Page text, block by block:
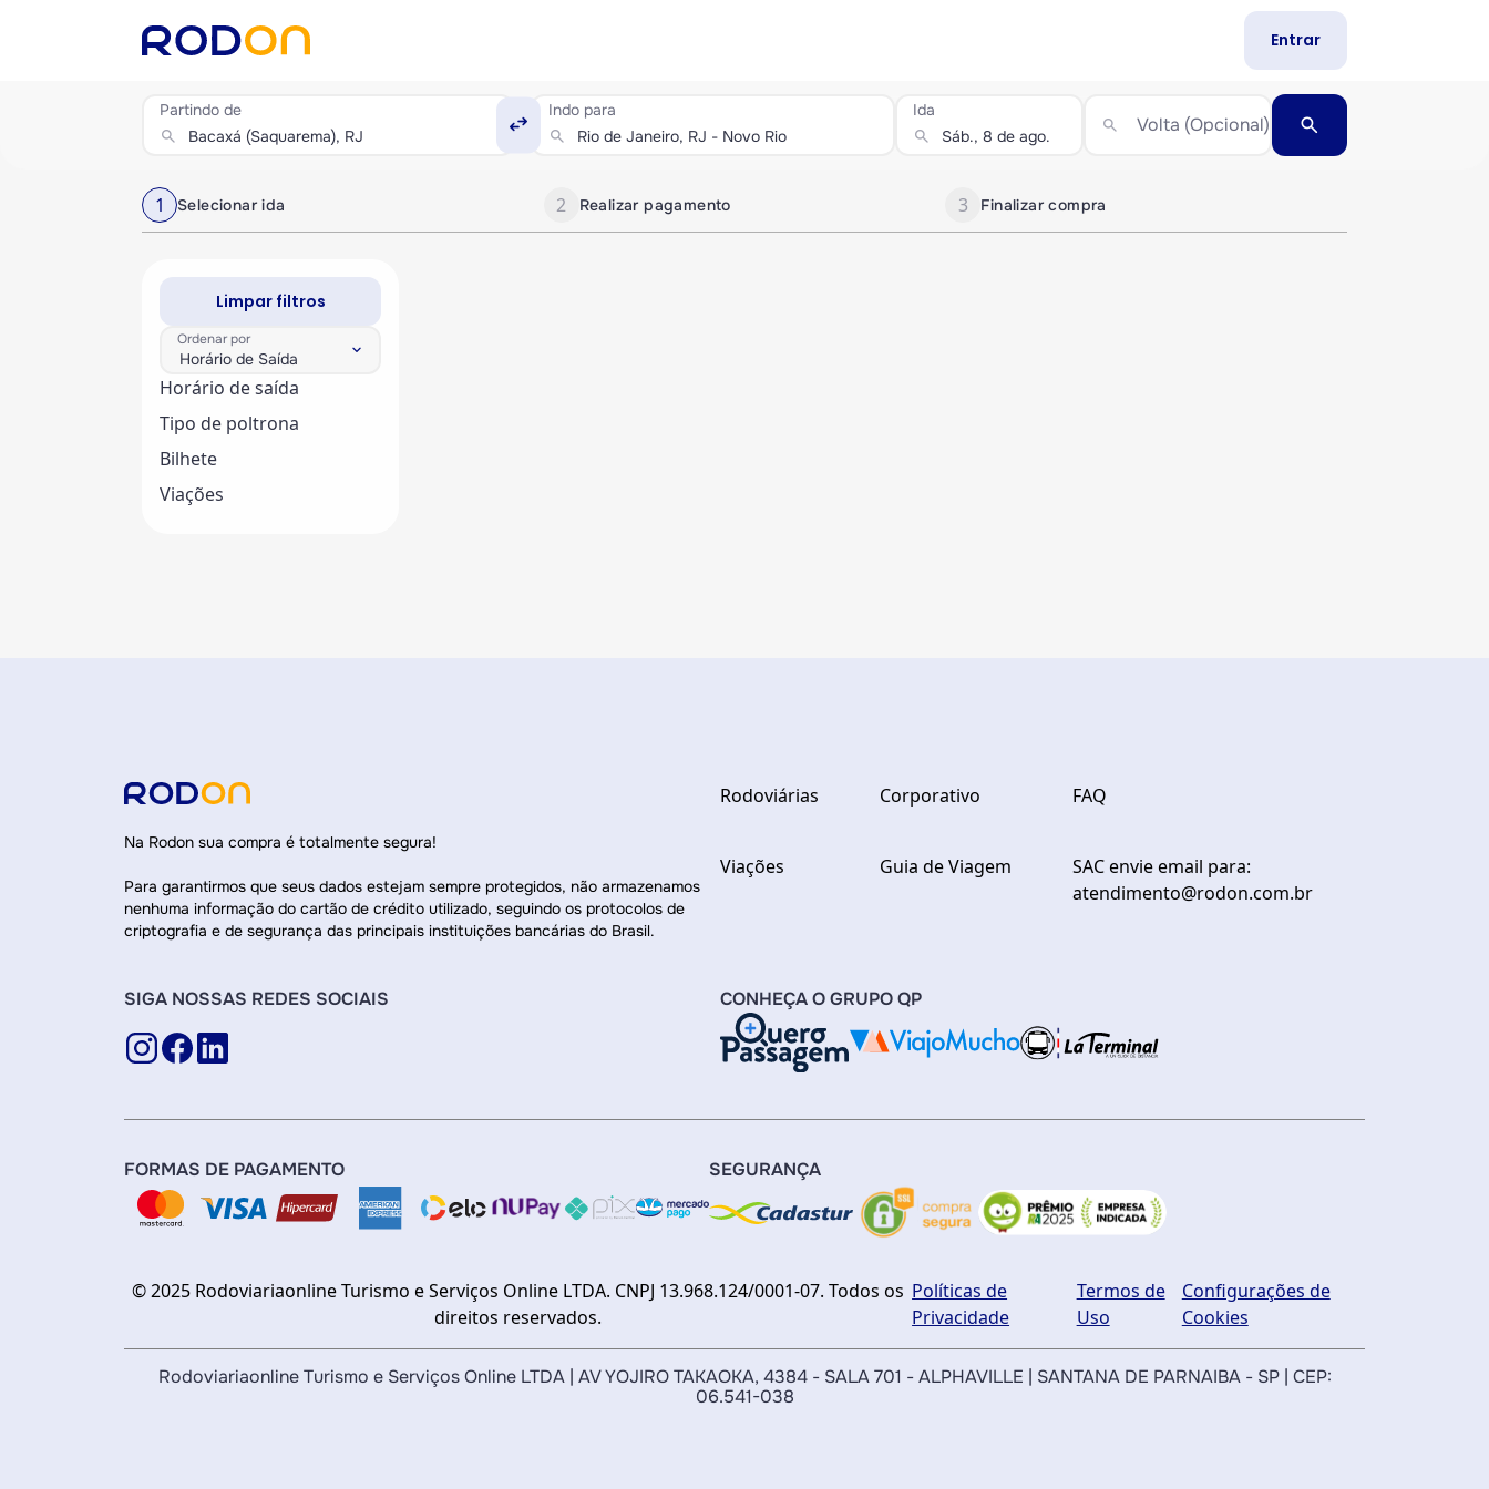
Entrar
Partindo de
search
Indo para
search
swap_horiz Ida
search Volta (Opcional)
search search
1 Selecionar ida 2 Realizar pagamento 3 Finalizar compra
Limpar filtros
Ordenar por
Horário de Saída keyboard_arrow_down
Horário de saída
Tipo de poltrona
Bilhete
Viações
Na Rodon sua compra é totalmente segura!
Para garantirmos que seus dados estejam sempre protegidos, não armazenamos
nenhuma informação do cartão de crédito utilizado, seguindo os protocolos de
criptografia e de segurança das principais instituições bancárias do Brasil.
Rodoviárias
Viações
Corporativo
Guia de Viagem
FAQ
SAC envie email para:
atendimento@rodon.com.br
CONHEÇA O GRUPO QP
SIGA NOSSAS REDES SOCIAIS
FORMAS DE PAGAMENTO SEGURANÇA
© 2025 Rodoviariaonline Turismo e Serviços Online LTDA. CNPJ 13.968.124/0001-07. Todos os
direitos reservados.
Políticas de
Privacidade
Termos de
Uso
Configurações de
Cookies
Rodoviariaonline Turismo e Serviços Online LTDA | AV YOJIRO TAKAOKA, 4384 - SALA 701 - ALPHAVILLE | SANTANA DE PARNAIBA - SP | CEP:
06.541-038